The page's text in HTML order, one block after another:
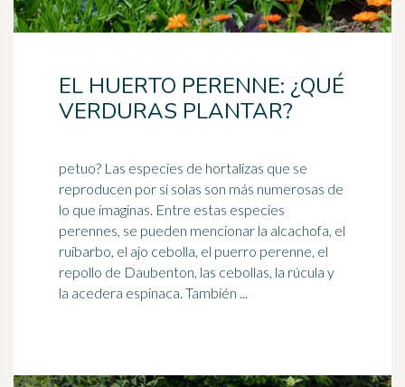
EL HUERTO PERENNE: ¿QUÉ
VERDURAS PLANTAR?
petuo? Las especies de hortalizas que se
reproducen por sí solas son más numerosas de
lo que imaginas. Entre estas especies
perennes, se pueden mencionar la alcachofa, el
ruibarbo, el ajo cebolla, el puerro perenne, el
repollo de Daubenton, las cebollas, la rúcula y
la acedera espinaca. También ...